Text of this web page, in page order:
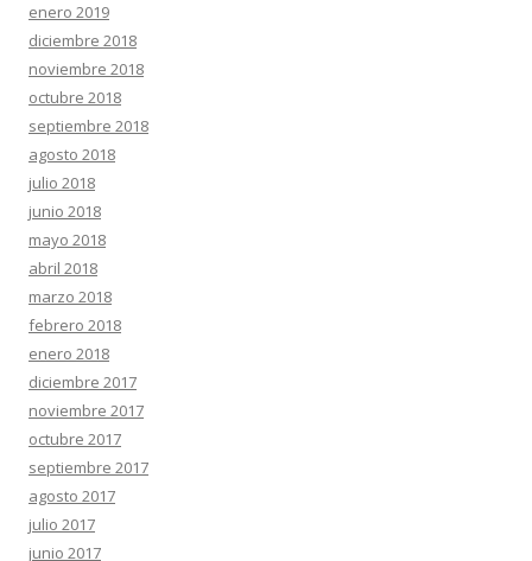
enero 2019
diciembre 2018
noviembre 2018
octubre 2018
septiembre 2018
agosto 2018
julio 2018
junio 2018
mayo 2018
abril 2018
marzo 2018
febrero 2018
enero 2018
diciembre 2017
noviembre 2017
octubre 2017
septiembre 2017
agosto 2017
julio 2017
junio 2017